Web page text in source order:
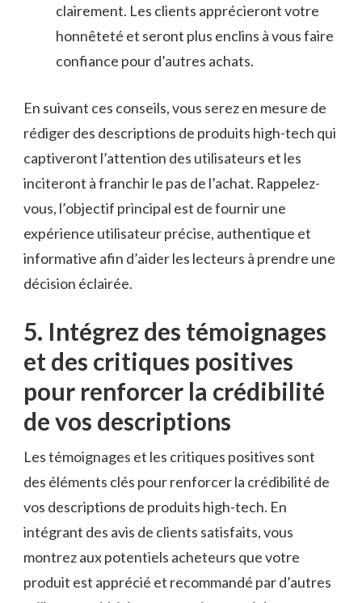
clairement. Les clients apprécieront votre
‌honnêteté ​et seront​ plus enclins à vous faire‍
confiance pour d’autres achats.
En suivant ces conseils,⁤ vous serez en mesure de ​
rédiger des descriptions de produits high-tech qui
captiveront l’attention des utilisateurs et les
⁤inciteront à franchir‍ le pas de l’achat. Rappelez-
vous, ⁢l’objectif principal ​est de fournir une
expérience utilisateur précise, authentique et
informative ⁣afin ⁣d’aider les lecteurs à⁢ prendre une
décision éclairée.
5. ‍Intégrez des⁢ témoignages
et des​ critiques positives
‍pour renforcer la crédibilité
de⁤ vos ⁤descriptions
Les témoignages et les ​critiques positives‍ sont
des éléments‌ clés⁣ pour ​renforcer la crédibilité de
vos descriptions de produits‌ high-tech. En
intégrant des⁢ avis de clients ‍satisfaits, ‍vous
‍montrez aux potentiels ‌acheteurs que votre
produit est⁣ apprécié et recommandé⁤ par d’autres